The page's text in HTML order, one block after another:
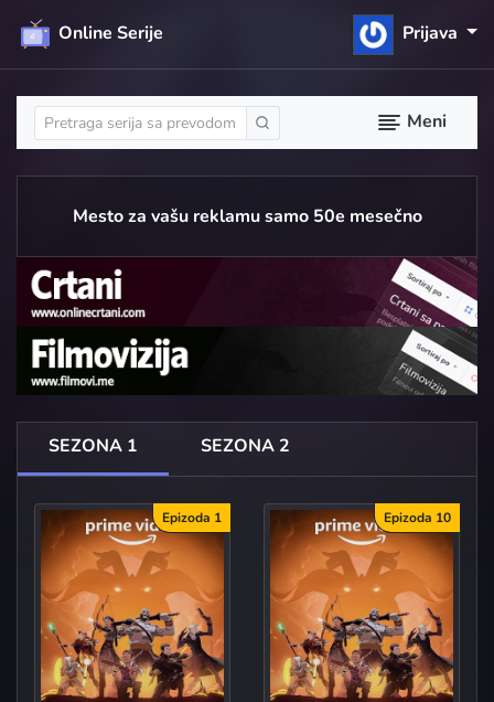
Online Serije Prijava
Meni
Mesto za vašu reklamu samo 50e mesečno
SEZONA 1 SEZONA 2
Epizoda 1 Epizoda 10